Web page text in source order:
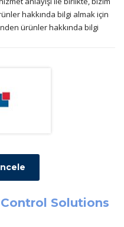
hakkında bilgi almak için
ürünler hakkında bilgi
Solutions